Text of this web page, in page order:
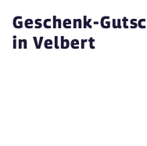
Geschenk-
in Velbert